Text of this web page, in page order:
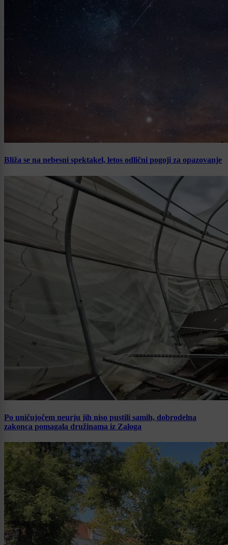
Bliža se na nebesni spektakel, letos odlični pogoji za opazovanje
Po uničujočem neurju jih niso pustili samih, dobrodelna
zakonca pomagala družinama iz Zaloga